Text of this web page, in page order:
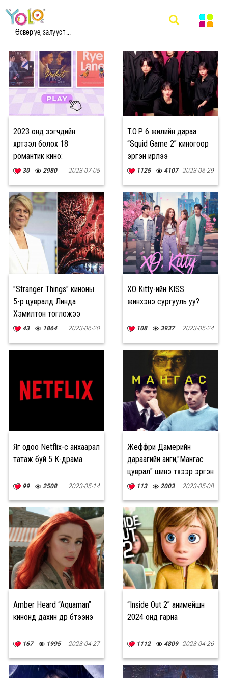
Өсвөр үе, залууст ...
#КИНО УРЛАГ МЭДЭЭ
2023 онд үзэгчдийн
хүртээл болох 18
романтик кино:
30 2980 2023-07-05
T.O.P 6 жилийн дараа
“Squid Game 2” киногоор
эргэн ирлээ
1125 4107 2023-06-29
"Stranger Things" киноны
5-р цувралд Линда
Хэмилтон тогложээ
43 1864 2023-06-20
XO Kitty-ийн KISS
жинхэнэ сургууль уу?
108 3937 2023-05-24
Яг одоо Netflix-с анхаарал
татаж буй 5 К-драма
99 2508 2023-05-14
Жеффри Дамерийн
дараагийн анги,"Мангас
цуврал" шинэ түүхээр эргэн
ирнэ113 2003 2023-05-08
Amber Heard “Aquaman”
кинонд дахин дүр бүтээнэ
167 1995 2023-04-27
“Inside Out 2” анимейшн
2024 онд гарна
1112 4809 2023-04-26